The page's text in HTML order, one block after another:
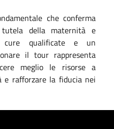
che conferma
della maternità e
cure qualificate e un
il tour rappresenta
meglio le risorse a
e rafforzare la fiducia nei